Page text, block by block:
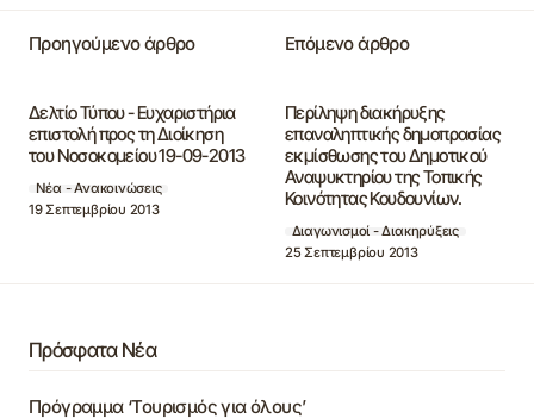
Προηγούμενο άρθρο
Δελτίο Τύπου - Ευχαριστήρια
επιστολή προς τη Διοίκηση
του Νοσοκομείου 19-09-2013
Νέα - Ανακοινώσεις
19 Σεπτεμβρίου 2013
Επόμενο άρθρο
Περίληψη διακήρυξης
επαναληπτικής δημοπρασίας
εκμίσθωσης του Δημοτικού
Αναψυκτηρίου της Τοπικής
Κοινότητας Κουδουνίων.
Διαγωνισμοί - Διακηρύξεις
25 Σεπτεμβρίου 2013
Πρόσφατα Νέα
Πρόγραμμα ‘Τουρισμός για όλους’